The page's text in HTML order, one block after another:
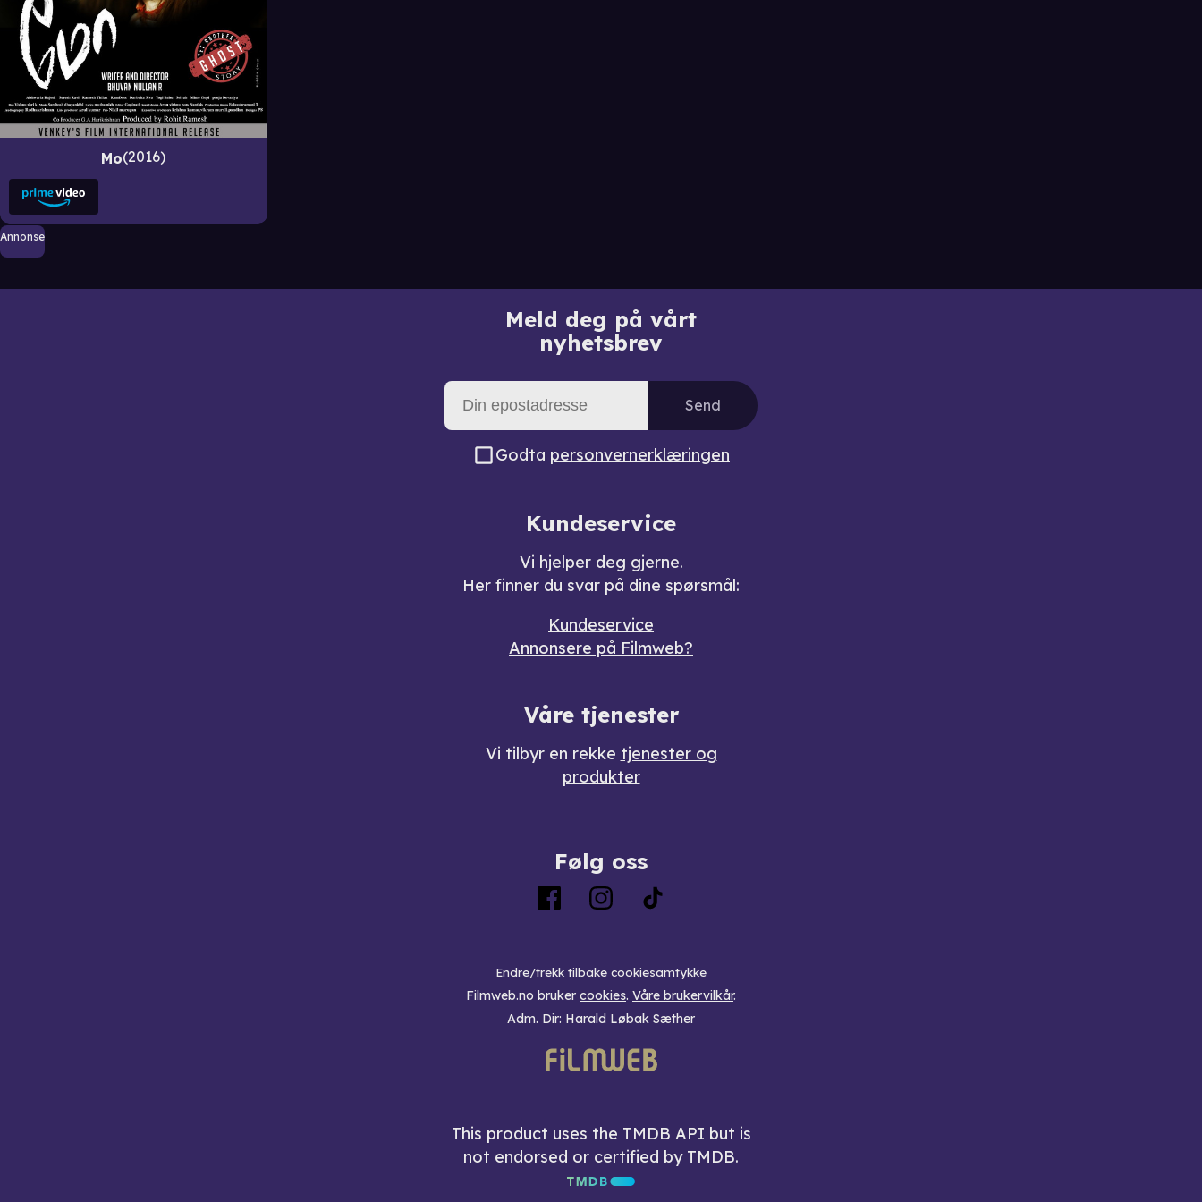
Mo 2016
Annonse
Meld deg på vårt
nyhetsbrev
Send
Godta personvernerklæringen
Kundeservice
Vi hjelper deg gjerne.
Her finner du svar på dine spørsmål:
Kundeservice
Annonsere på Filmweb?
Våre tjenester
Vi tilbyr en rekke tjenester og
produkter
Følg oss
Endre/trekk tilbake cookiesamtykke
Filmweb.no bruker cookies. Våre brukervilkår.
Adm. Dir: Harald Løbak Sæther
This product uses the TMDB API but is
not endorsed or certified by TMDB.